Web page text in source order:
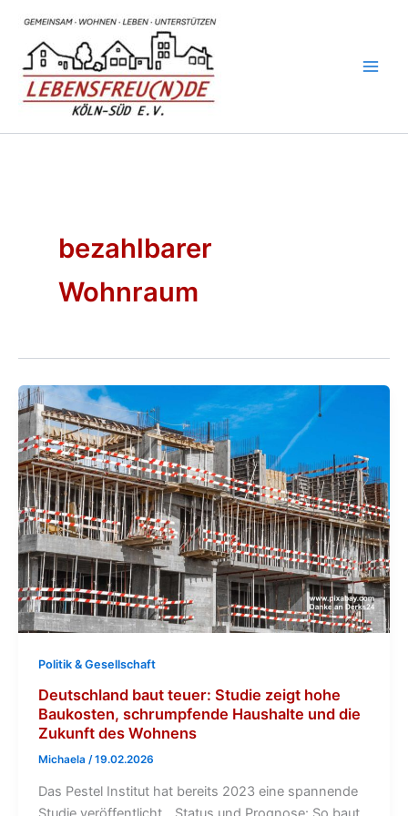
springen
bezahlbarer
Wohnraum
Politik & Gesellschaft
Deutschland baut teuer: Studie zeigt hohe
Baukosten, schrumpfende Haushalte und die
Zukunft des Wohnens
Michaela /19.02.2026
Das Pestel Institut hat bereits 2023 eine spannende